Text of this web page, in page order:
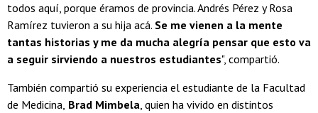
todos aquí, porque éramos de provincia. Andrés Pérez y Rosa
Ramírez tuvieron a su hija acá. Se me vienen a la mente
tantas historias y me da mucha alegría pensar que esto va
a seguir sirviendo a nuestros estudiantes", compartió.
También compartió su experiencia el estudiante de la Facultad
de Medicina, Brad Mimbela, quien ha vivido en distintos